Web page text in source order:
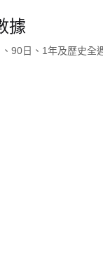
據
90日、1年及歷史全